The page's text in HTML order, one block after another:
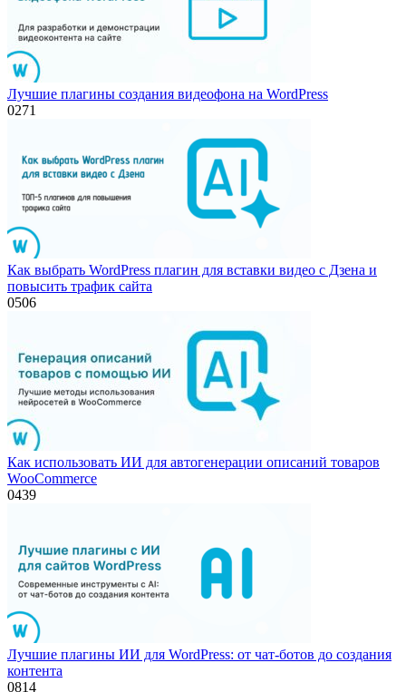
Лучшие плагины создания видеофона на WordPress
0271
Как выбрать WordPress плагин для вставки видео с Дзена и
повысить трафик сайта
0506
Как использовать ИИ для автогенерации описаний товаров
WooCommerce
0439
Лучшие плагины ИИ для WordPress: от чат-ботов до создания
контента
0814